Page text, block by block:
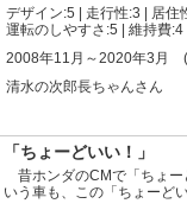
デザイン:5 | 走行性:3 | 居住
運転のしやすさ:5 | 維持費:4
2008年11月～2020年3月
清水の次郎長ちゃんさん
「ちょーどいい！」
昔ホンダのCMで「ちょー
いう車も、この「ちょーど